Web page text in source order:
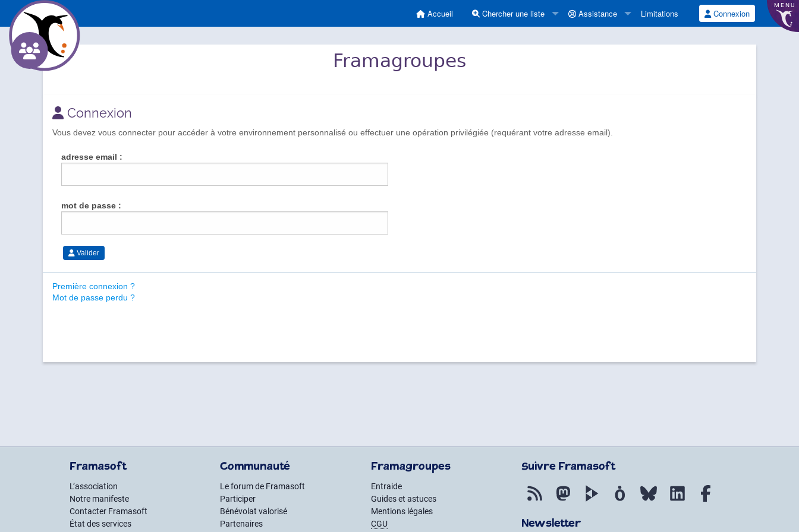
MENU
Accueil Chercher une liste Assistance Limitations Connexion
Framagroupes
Connexion
Vous devez vous connecter pour accéder à votre environnement personnalisé ou effectuer une opération privilégiée (requérant votre adresse email).
adresse email :
mot de passe :
Valider
Première connexion ?
Mot de passe perdu ?
Framasoft
L’association
Notre manifeste
Contacter Framasoft
État des services
Communauté
Le forum de Framasoft
Participer
Bénévolat valorisé
Partenaires
Framagroupes
Entraide
Guides et astuces
Mentions légales
CGU
Suivre Framasoft
Flux RSS MastodonPeerTube Mobilizon Bluesky LinkedIn
Newsletter